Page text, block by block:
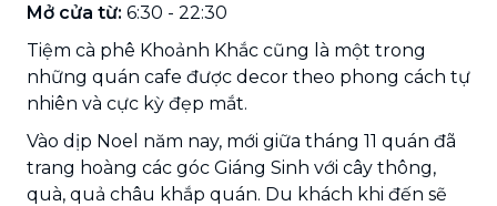
Mở cửa từ: 6:30 - 22:30
Tiệm cà phê Khoảnh Khắc cũng là một trong
những quán cafe được decor theo phong cách tự
nhiên và cực kỳ đẹp mắt.
Vào dịp Noel năm nay, mới giữa tháng 11 quán đã
trang hoàng các góc Giáng Sinh với cây thông,
quà, quả châu khắp quán. Du khách khi đến sẽ